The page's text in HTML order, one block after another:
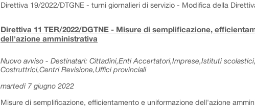
Direttiva 19/2022/DTGNE - turni giornalieri di servizio - Modifica della
Direttiva 11 TER/2022/DGTNE - Misure di semplificazione,
dell'azione amministrativa
Nuovo avviso - Destinatari: Cittadini,Enti Accertatori,Imprese,Istituti
Costruttrici,Centri Revisione,Uffici provinciali
martedì 7 giugno 2022
Misure di semplificazione, efficientamento e uniformazione dell'azione